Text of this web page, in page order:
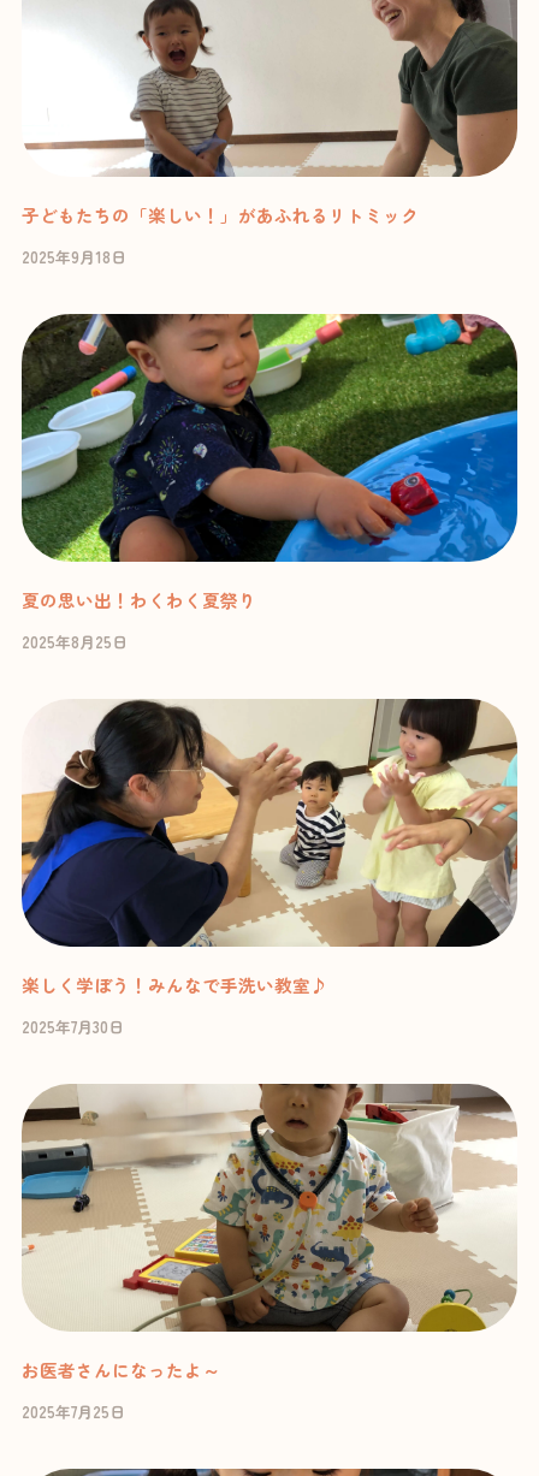
子どもたちの「楽しい！」があふれるリトミック
2025年9月18日
夏の思い出！わくわく夏祭り
2025年8月25日
楽しく学ぼう！みんなで手洗い教室♪
2025年7月30日
お医者さんになったよ～
2025年7月25日